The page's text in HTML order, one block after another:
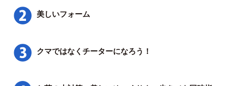
美しいフォーム
クマではなくチーターになろう！